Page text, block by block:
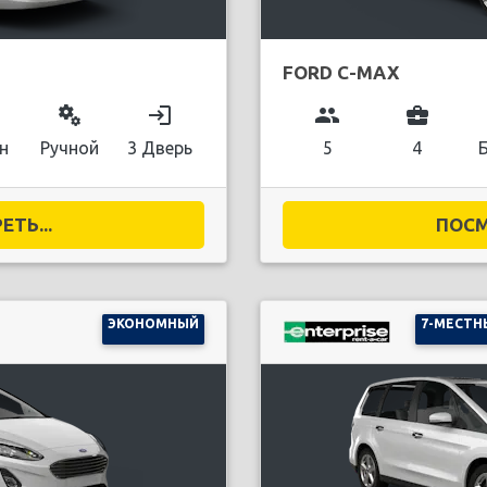
miscellaneous_services
Ручной
login
3 Дверь
FORD C-MAX
group
5
business_center
4
ЭКОНОМНЫЙ 7-